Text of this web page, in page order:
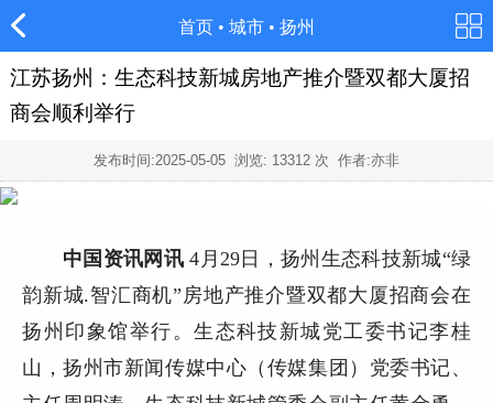
首页 • 城市 • 扬州
江苏扬州：生态科技新城房地产推介暨双都大厦招
商会顺利举行
发布时间:2025-05-05 浏览: 13312 次 作者:亦非
中国资讯网讯 4 月29 日，扬州 生态科技新城“绿
韵新城.智汇商机” 房地产推介暨双都大厦招商会在
扬州印象馆举行。生态科技新城党工委书记李桂
山，扬州市新闻传媒中心（传媒集团）党委书记、